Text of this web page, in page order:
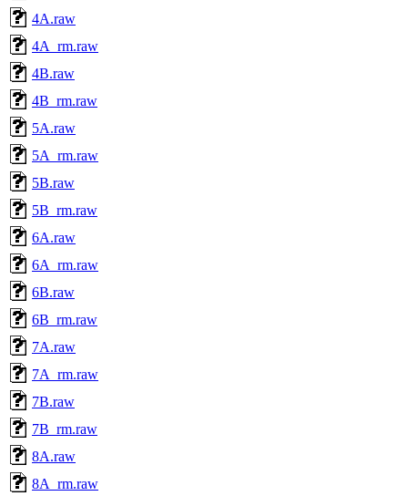
4A.raw
4A_rm.raw
4B.raw
4B_rm.raw
5A.raw
5A_rm.raw
5B.raw
5B_rm.raw
6A.raw
6A_rm.raw
6B.raw
6B_rm.raw
7A.raw
7A_rm.raw
7B.raw
7B_rm.raw
8A.raw
8A_rm.raw